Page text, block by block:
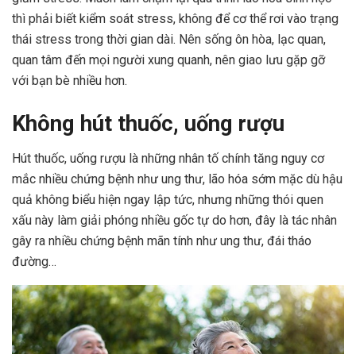
thì phải biết kiểm soát stress, không để cơ thể rơi vào trạng
thái stress trong thời gian dài. Nên sống ôn hòa, lạc quan,
quan tâm đến mọi người xung quanh, nên giao lưu gặp gỡ
với bạn bè nhiều hơn.
Không hút thuốc, uống rượu
Hút thuốc, uống rượu là những nhân tố chính tăng nguy cơ
mắc nhiều chứng bệnh như ung thư, lão hóa sớm mặc dù hậu
quả không biểu hiện ngay lập tức, nhưng những thói quen
xấu này làm giải phóng nhiều gốc tự do hơn, đây là tác nhân
gây ra nhiều chứng bệnh mãn tính như ung thư, đái tháo
đường…